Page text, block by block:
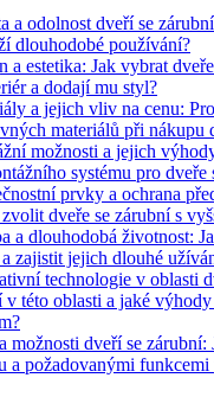
a odolnost dveří se
dlouhodobé používání?
a estetika: Jak vybrat
a dodají mu styl?
a jejich vliv na cenu:
materiálů při nákupu
možnosti a jejich
systému pro dveře
prvky a ochrana
dveře se zárubní s
a dlouhodobá životnost:
zajistit jejich dlouhé
technologie v oblasti
této oblasti a jaké
možnosti dveří se
a požadovanými